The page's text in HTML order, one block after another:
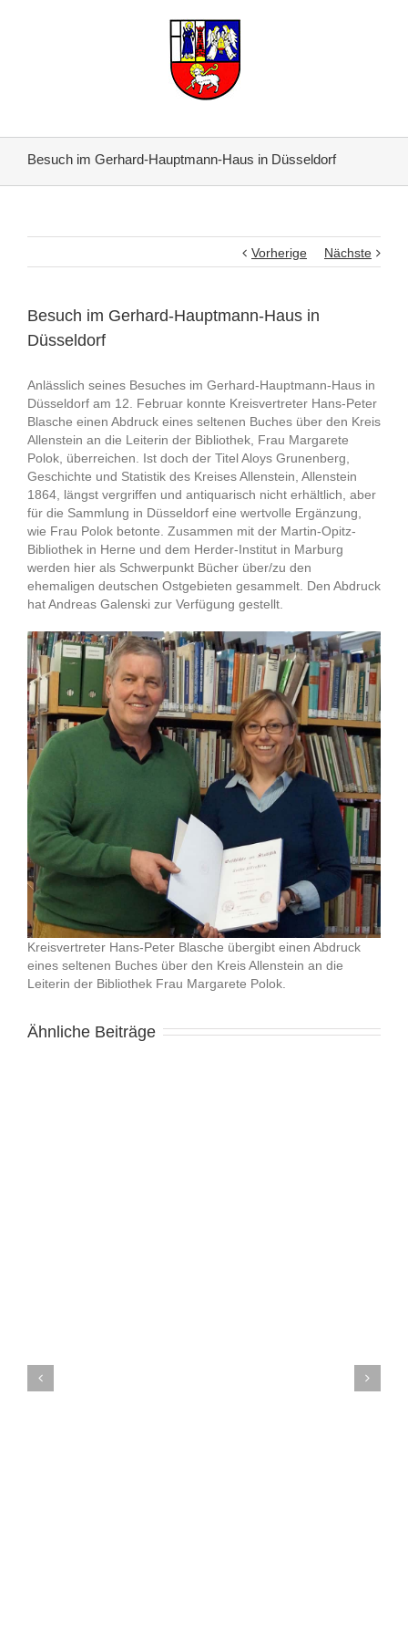
Besuch im Gerhard-Hauptmann-Haus in Düsseldorf
Vorherige Nächste
Besuch im Gerhard-Hauptmann-Haus in
Düsseldorf
Anlässlich seines Besuches im Gerhard-Hauptmann-Haus in
Düsseldorf am 12. Februar konnte Kreisvertreter Hans-Peter
Blasche einen Abdruck eines seltenen Buches über den Kreis
Allenstein an die Leiterin der Bibliothek, Frau Margarete
Polok, überreichen. Ist doch der Titel Aloys Grunenberg,
Geschichte und Statistik des Kreises Allenstein, Allenstein
1864, längst vergriffen und antiquarisch nicht erhältlich, aber
für die Sammlung in Düsseldorf eine wertvolle Ergänzung,
wie Frau Polok betonte. Zusammen mit der Martin-Opitz-
Bibliothek in Herne und dem Herder-Institut in Marburg
werden hier als Schwerpunkt Bücher über/zu den
ehemaligen deutschen Ostgebieten gesammelt. Den Abdruck
hat Andreas Galenski zur Verfügung gestellt.
Kreisvertreter Hans-Peter Blasche übergibt einen Abdruck
eines seltenen Buches über den Kreis Allenstein an die
Leiterin der Bibliothek Frau Margarete Polok.
Ähnliche Beiträge